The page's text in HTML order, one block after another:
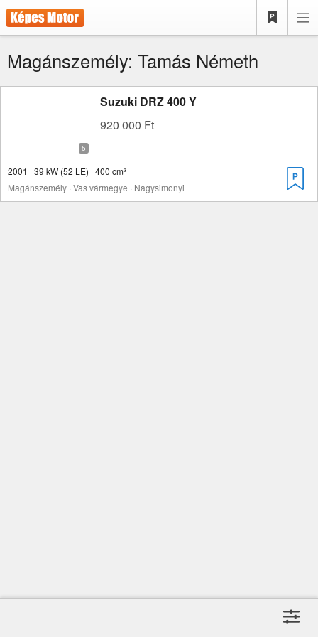
Magánszemély: Tamás Németh
Suzuki DRZ 400 Y
920 000 Ft
2001 · 39 kW (52 LE) · 400 cm³
Magánszemély · Vas vármegye · Nagysimonyi